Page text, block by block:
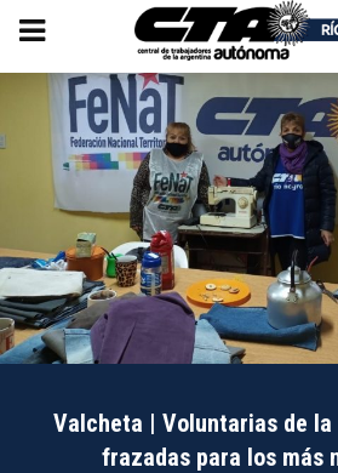
Valcheta | Voluntarias de la
frazadas para los más